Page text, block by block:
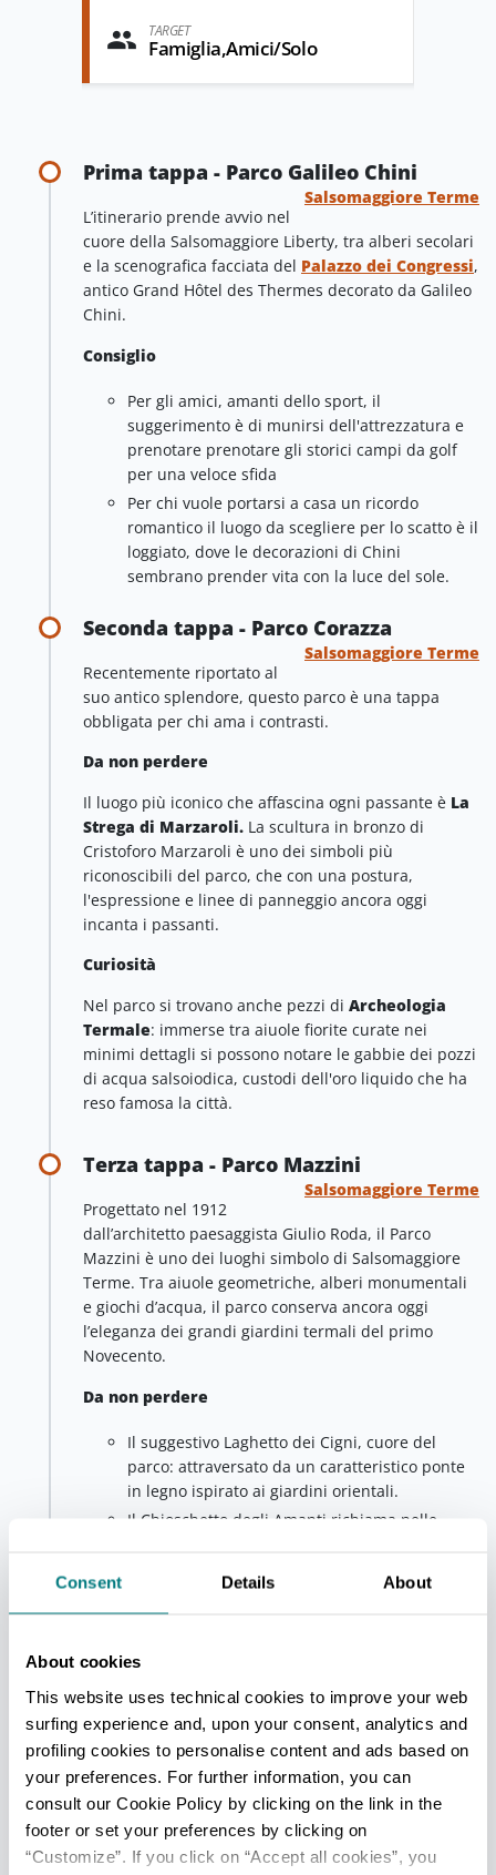
Consent Details About
About cookies
This website uses technical cookies to improve your web
surfing experience and, upon your consent, analytics and
profiling cookies to personalise content and ads based on
your preferences. For further information, you can
consult our Cookie Policy by clicking on the link in the
footer or set your preferences by clicking on
“Customize”. If you click on “Accept all cookies”, you
TARGET
Famiglia,Amici/Solo
Prima tappa - Parco Galileo Chini
Salsomaggiore Terme
L’itinerario prende avvio nel
cuore della Salsomaggiore Liberty, tra alberi secolari
e la scenografica facciata del Palazzo dei Congressi,
antico Grand Hôtel des Thermes decorato da Galileo
Chini.
Consiglio
Per gli amici, amanti dello sport, il
suggerimento è di munirsi dell'attrezzatura e
prenotare prenotare gli storici campi da golf
per una veloce sfida
Per chi vuole portarsi a casa un ricordo
romantico il luogo da scegliere per lo scatto è il
loggiato, dove le decorazioni di Chini
sembrano prender vita con la luce del sole.
Seconda tappa - Parco Corazza
Salsomaggiore Terme
Recentemente riportato al
suo antico splendore, questo parco è una tappa
obbligata per chi ama i contrasti.
Da non perdere
Il luogo più iconico che affascina ogni passante è La
Strega di Marzaroli. La scultura in bronzo di
Cristoforo Marzaroli è uno dei simboli più
riconoscibili del parco, che con una postura,
l'espressione e linee di panneggio ancora oggi
incanta i passanti.
Curiosità
Nel parco si trovano anche pezzi di Archeologia
Termale: immerse tra aiuole fiorite curate nei
minimi dettagli si possono notare le gabbie dei pozzi
di acqua salsoiodica, custodi dell'oro liquido che ha
reso famosa la città.
Terza tappa - Parco Mazzini
Salsomaggiore Terme
Progettato nel 1912
dall’architetto paesaggista Giulio Roda, il Parco
Mazzini è uno dei luoghi simbolo di Salsomaggiore
Terme. Tra aiuole geometriche, alberi monumentali
e giochi d’acqua, il parco conserva ancora oggi
l’eleganza dei grandi giardini termali del primo
Novecento.
Da non perdere
Il suggestivo Laghetto dei Cigni, cuore del
parco: attraversato da un caratteristico ponte
in legno ispirato ai giardini orientali.
Il Chioschetto degli Amanti richiama nelle
dell’area verde.
valorizzati da illuminazioni scenografiche.
Tra le aiuole del parco trovano spazio anche il busto
dedicato a Giuseppe Mazzini e le statue delle Ninfe
dell’Abbondanza, simbolo della fertilità e della
ricchezza del territorio.
All’interno del parco si incontra infine il Giardino
della Memoria, uno spazio dedicato alle vittime del
Covid-19 pensato come luogo di raccoglimento e